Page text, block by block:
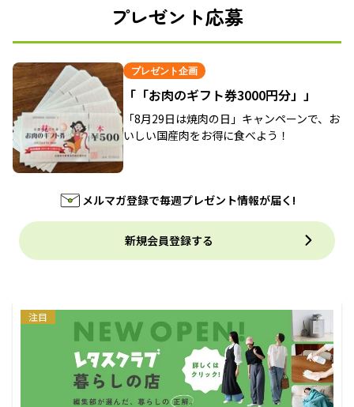
プレゼント応募
プレゼント企画
「「お肉のギフト券3000円分」」
「8月29日は焼肉の日」キャンペーンで、お
いしい国産肉をお得に食べよう！
メルマガ登録で毎週プレゼント情報が届く!
新規会員登録する
注目